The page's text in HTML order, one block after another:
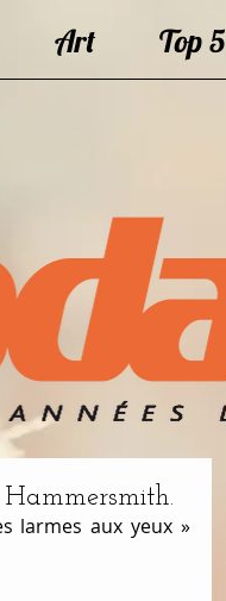
Art Top 5
larmes aux yeux »